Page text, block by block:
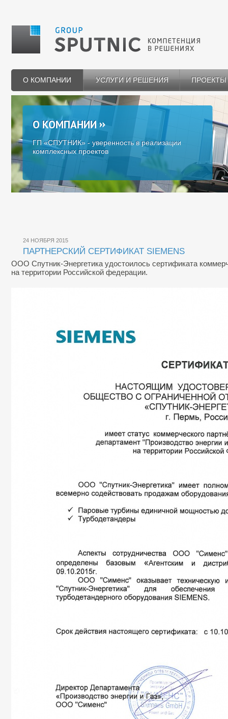
О КОМПАНИИ УСЛУГИ И РЕШЕНИЯ ПРОЕКТЫ
О КОМПАНИИ
ГП «СПУТНИК» - уверенность в реализации
комплексных проектов
24 НОЯБРЯ 2015
ПАРТНЕРСКИЙ СЕРТИФИКАТ SIEMENS
ООО Спутник-Энергетика удостоилось сертификата
на территории Российской федерации.